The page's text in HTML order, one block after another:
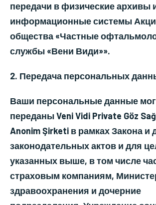
передачи в физические архивы
информационные системы
общества «Частные
службы «Вени Види»».
2. Передача персональных
Ваши персональные данные
переданыVeni Vidi Private Göz
Anonim Şirketi в рамках Закона и
законодательных актов и для
указанных выше, в том числе
страховым компаниям,
здравоохранения и дочерние